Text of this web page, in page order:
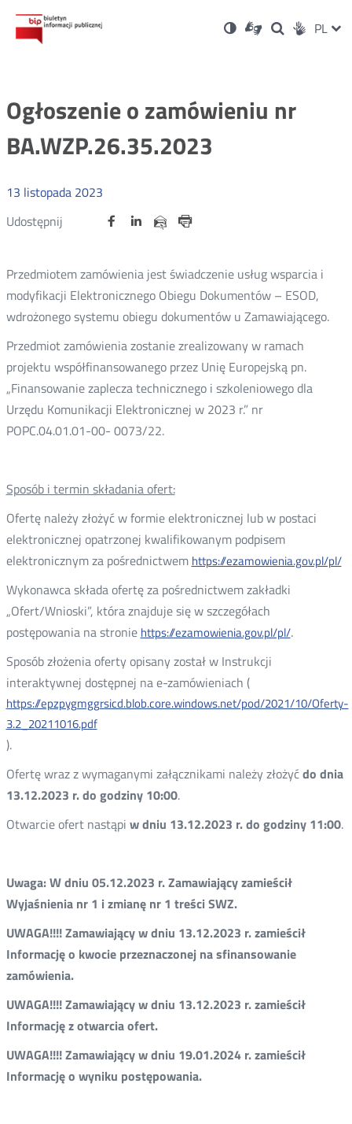
Ustawienia
Wersja
kontrastowa
Dla
niesłyszących
OtwórzOtwórz
w
Otwórz
w
Social PL
Ogłoszenie o zamówieniu nr
BA.WZP.26.35.2023
13 listopada 2023
Udostępnij
Udostępnij
Otwórz Udostępnij
na
OtwórzUdostępnij
na
OtwórzUdostępnij
przez
Przedmiotem zamówienia jest świadczenie usług wsparcia i
modyfikacji Elektronicznego Obiegu Dokumentów – ESOD,
wdrożonego systemu obiegu dokumentów u Zamawiającego.
Przedmiot zamówienia zostanie zrealizowany w ramach
projektu współfinansowanego przez Unię Europejską pn.
„Finansowanie zaplecza technicznego i szkoleniowego dla
Urzędu Komunikacji Elektronicznej w 2023 r.” nr
POPC.04.01.01-00- 0073/22.
Sposób i termin składania ofert:
Ofertę należy złożyć w formie elektronicznej lub w postaci
elektronicznej opatrzonej kwalifikowanym podpisem
elektronicznym za pośrednictwem https://ezamowienia.gov.pl/pl/
Wykonawca składa ofertę za pośrednictwem zakładki
„Ofert/Wnioski”, która znajduje się w szczegółach
postępowania na stronie https://ezamowienia.gov.pl/pl/.
Sposób złożenia oferty opisany został w Instrukcji
interaktywnej dostępnej na e-zamówieniach (
https://epzpygmggrsicd.blob.core.windows.net/pod/2021/10/Oferty-
3.2_20211016.pdf
).
Ofertę wraz z wymaganymi załącznikami należy złożyćdo dnia
13.12.2023 r. do godziny 10:00.
Otwarcie ofert nastąpi w dniu 13.12.2023 r. do godziny 11:00.
Uwaga: W dniu 05.12.2023 r. Zamawiający zamieścił
Wyjaśnienia nr 1 i zmianę nr 1 treści SWZ.
UWAGA!!!! Zamawiający w dniu 13.12.2023 r. zamieścił
Informację o kwocie przeznaczonej na sfinansowanie
zamówienia.
UWAGA!!!! Zamawiający w dniu 13.12.2023 r. zamieścił
Informację z otwarcia ofert.
UWAGA!!!! Zamawiający w dniu 19.01.2024 r. zamieścił
Informację o wyniku postępowania.